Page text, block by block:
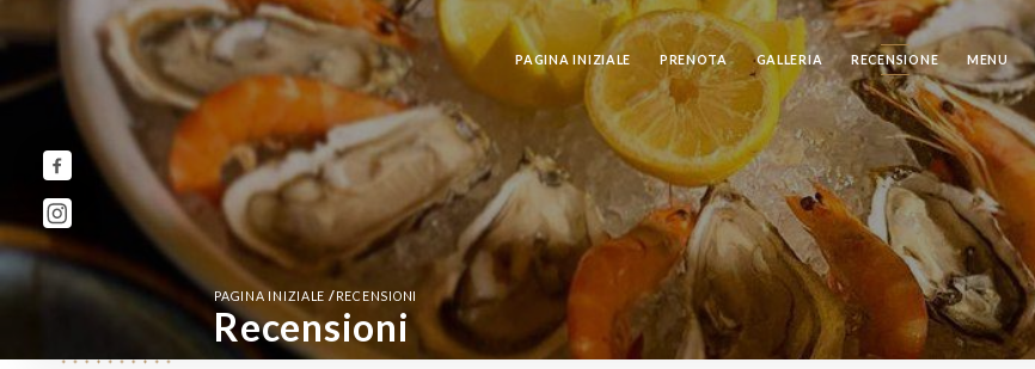
PAGINA INIZIALE PRENOTA GALLERIA RECENSIONE MENU
PAGINA INIZIALE / RECENSIONI
Recensioni